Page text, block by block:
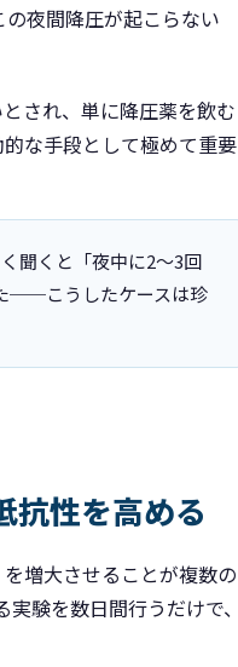
夜間降圧が起こらない
され、単に降圧薬を飲む
な手段として極めて重要
聞くと「夜中に2〜3回
──こうしたケースは珍
抗性を高める
増大させることが複数の
験を数日間行うだけで、